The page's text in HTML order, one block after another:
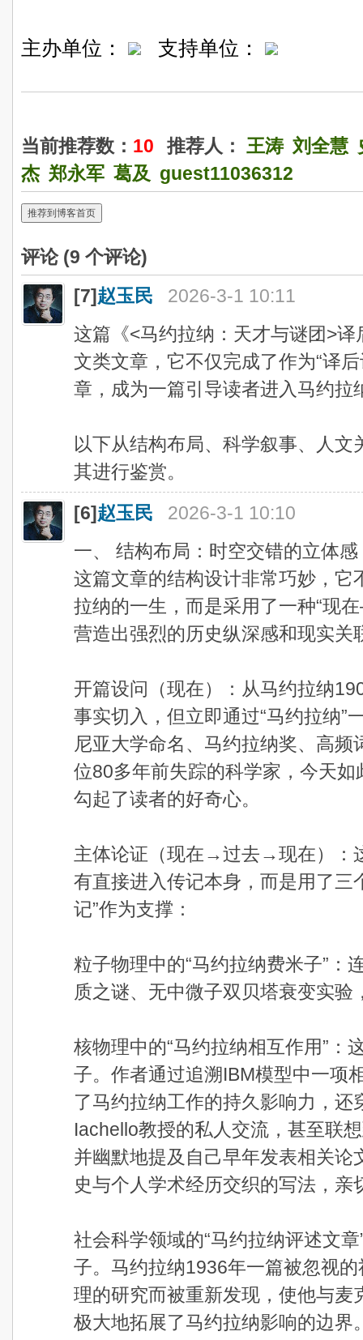
主办单位： 支持单位：
当前推荐数： 10 推荐人： 王涛 刘全慧
杰 郑永军 葛及 guest11036312
推荐到博客首页
评论 (9 个评论)
[7]赵玉民
2026-3-1 10:11
这篇《<马约拉纳：天才与谜团>
文类文章，它不仅完成了作为“译
章，成为一篇引导读者进入马约拉
以下从结构布局、科学叙事、人
其进行鉴赏。
[6]赵玉民
2026-3-1 10:10
一、 结构布局：时空交错的立体感
这篇文章的结构设计非常巧妙，
拉纳的一生，而是采用了一种“现
营造出强烈的历史纵深感和现实关
开篇设问（现在）：从马约拉纳
事实切入，但立即通过“马约拉纳”
尼亚大学命名、马约拉纳奖、高
位80多年前失踪的科学家，今天
勾起了读者的好奇心。
主体论证（现在→过去→现在）：
有直接进入传记本身，而是用了三
记”作为支撑：
粒子物理中的“马约拉纳费米子”：
质之谜、无中微子双贝塔衰变实验
核物理中的“马约拉纳相互作用”：
子。作者通过追溯IBM模型中一项
了马约拉纳工作的持久影响力，还
Iachello教授的私人交流，甚至联
并幽默地提及自己早年发表相关论
史与个人学术经历交织的写法，亲
社会科学领域的“马约拉纳评述文
子。马约拉纳1936年一篇被忽视
理的研究而被重新发现，使他与
极大地拓展了马约拉纳影响的边界